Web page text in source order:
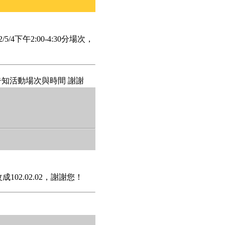
4下午2:00-4:30分場次，
活動場次與時間 謝謝
102.02.02，謝謝您！